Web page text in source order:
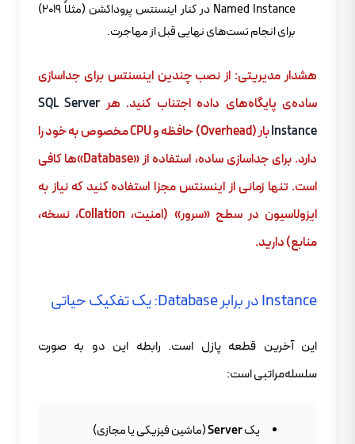
Named Instance در کنار اینسنتس پروداکشن (مثلاً ۲۰۱۹)
برای انجام تست‌های نهایی قبل از مهاجرت.
هشدار مدیریتی: از نصب چندین اینسنتس برای جداسازی
ساده‌ی پایگاه‌های داده اجتناب کنید. هرSQL Server
Instance
بار (Overhead) حافظه و CPU مخصوص به خود را
دارد. برای جداسازی ساده، استفاده از «Database»ها کافی
است. تنها زمانی از اینسنتس مجزا استفاده کنید که نیاز به
ایزولاسیون در سطح «سرور» (امنیت، Collation، نسخه،
منابع) دارید.
Instance در برابر Database: یک تفکیک حیاتی
این آخرین قطعه پازل است. رابطه این دو به صورت
سلسله‌مراتبی است:
یکServer(ماشین فیزیکی یا مجازی)